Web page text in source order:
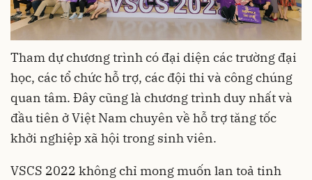
Tham dự chương trình có đại diện các trường đại
học, các tổ chức hỗ trợ, các đội thi và công chúng
quan tâm. Đây cũng là chương trình duy nhất và
đầu tiên ở Việt Nam chuyên về hỗ trợ tăng tốc
khởi nghiệp xã hội trong sinh viên.
VSCS 2022 không chỉ mong muốn lan toả tinh